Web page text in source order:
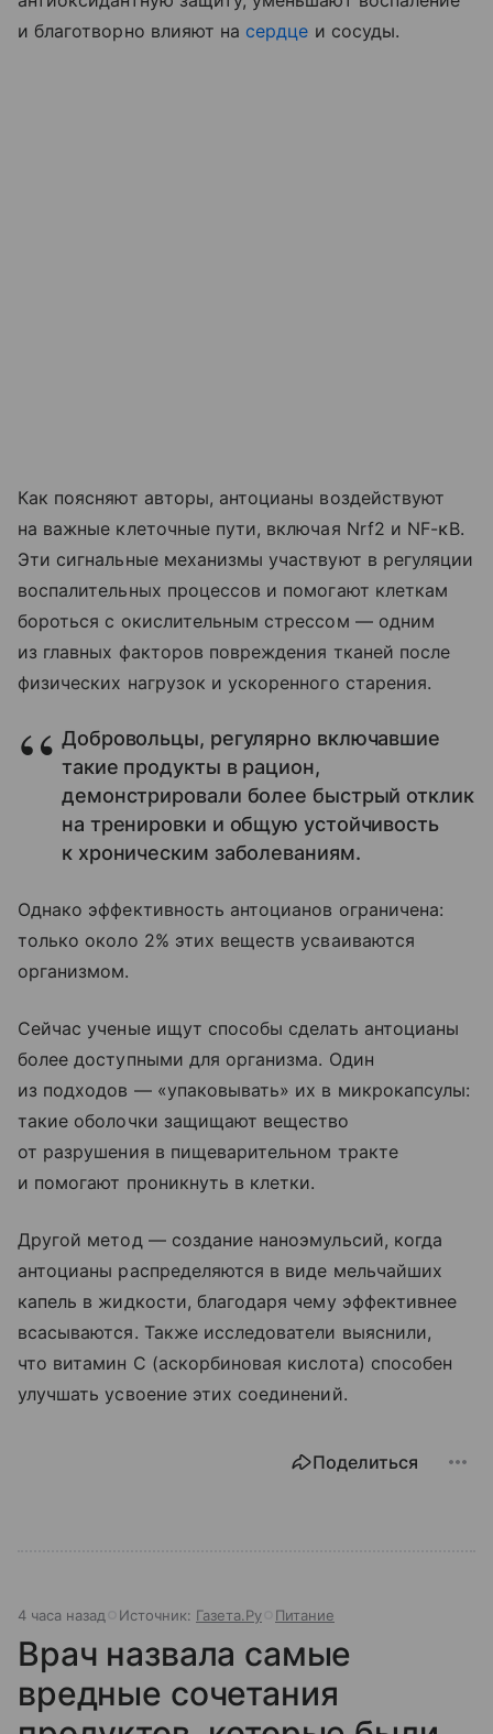
и благотворно влияют на сердце и сосуды.
Как поясняют авторы, антоцианы воздействуют
на важные клеточные пути, включая Nrf2 и NF-κB.
Эти сигнальные механизмы участвуют в регуляции
воспалительных процессов и помогают клеткам
бороться с окислительным стрессом — одним
из главных факторов повреждения тканей после
физических нагрузок и ускоренного старения.
Добровольцы, регулярно включавшие
такие продукты в рацион,
демонстрировали более быстрый отклик
на тренировки и общую устойчивость
к хроническим заболеваниям.
Однако эффективность антоцианов ограничена:
только около 2% этих веществ усваиваются
организмом.
Сейчас ученые ищут способы сделать антоцианы
более доступными для организма. Один
из подходов — «упаковывать» их в микрокапсулы:
такие оболочки защищают вещество
от разрушения в пищеварительном тракте
и помогают проникнуть в клетки.
Другой метод — создание наноэмульсий, когда
антоцианы распределяются в виде мельчайших
капель в жидкости, благодаря чему эффективнее
всасываются. Также исследователи выяснили,
что витамин С (аскорбиновая кислота) способен
улучшать усвоение этих соединений.
Поделиться
4 часа назад Источник: Газета.Ру Питание
Врач назвала самые
вредные сочетания